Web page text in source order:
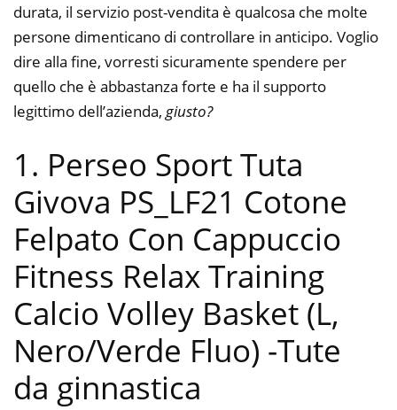
durata, il servizio post-vendita è qualcosa che molte
persone dimenticano di controllare in anticipo. Voglio
dire alla fine, vorresti sicuramente spendere per
quello che è abbastanza forte e ha il supporto
legittimo dell’azienda, giusto?
1. Perseo Sport Tuta
Givova PS_LF21 Cotone
Felpato Con Cappuccio
Fitness Relax Training
Calcio Volley Basket (L,
Nero/Verde Fluo) -Tute
da ginnastica